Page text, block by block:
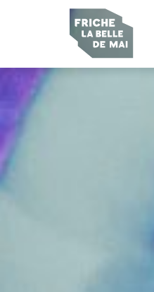
Panneau de gestion des